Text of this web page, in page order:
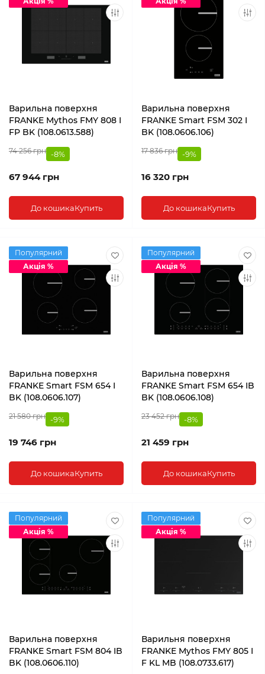
Варильна поверхня
FRANKE Mythos FMY 808 I
FP BK (108.0613.588)
74 256 грн -8%
67 944 грн
До кошикаКупить
Варильна поверхня
FRANKE Smart FSM 302 I
BK (108.0606.106)
17 836 грн -9%
16 320 грн
До кошикаКупить
Популярний
Акція %
Варильна поверхня
FRANKE Smart FSM 654 I
BK (108.0606.107)
21 580 грн -9%
19 746 грн
До кошикаКупить
Популярний
Акція %
Варильна поверхня
FRANKE Smart FSM 654 IB
BK (108.0606.108)
23 452 грн -8%
21 459 грн
До кошикаКупить
Популярний
Акція %
Варильна поверхня
FRANKE Smart FSM 804 IB
BK (108.0606.110)
Популярний
Акція %
Варильня поверхня
FRANKE Mythos FMY 805 I
F KL MB (108.0733.617)